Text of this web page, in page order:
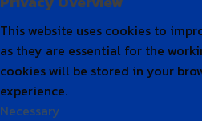
This website uses cookies to
as they are essential for the
cookies will be stored in your
experience.
Necessary